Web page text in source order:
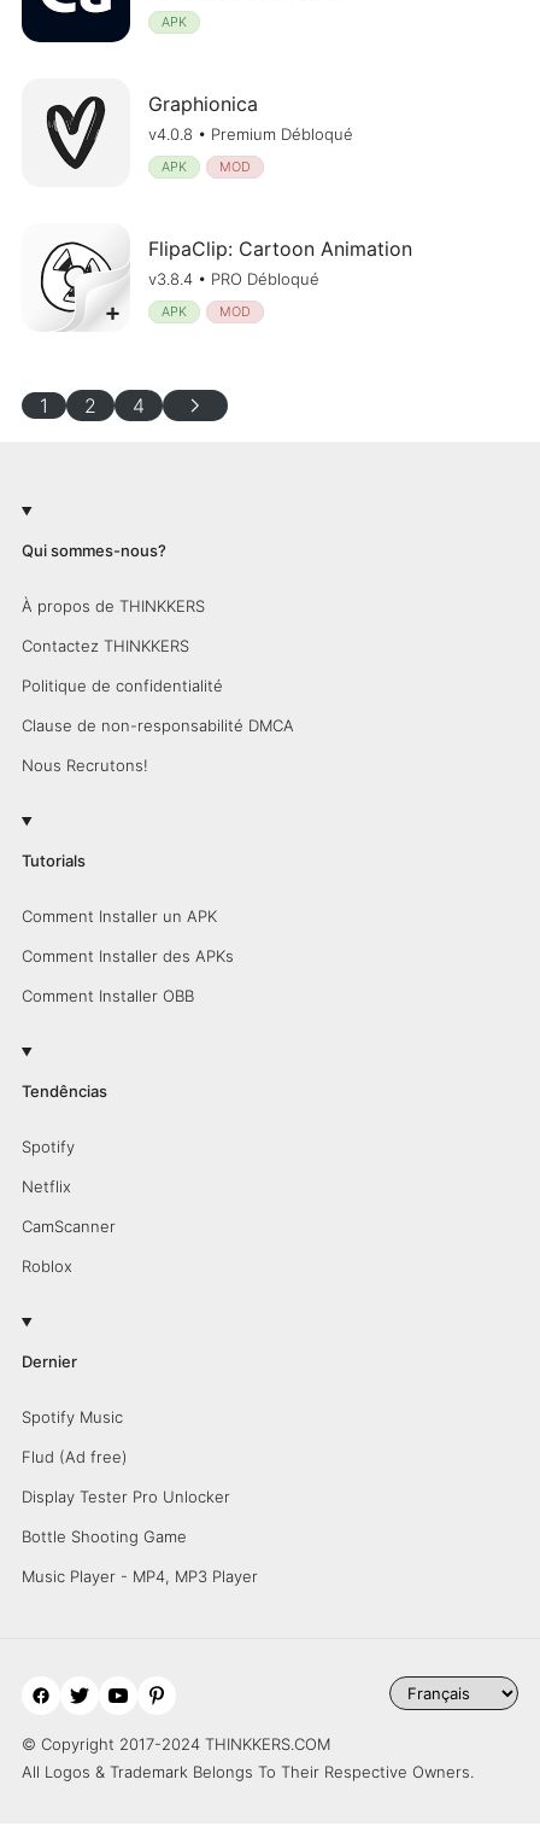
APK
Graphionica
v4.0.8 • Premium Débloqué
APK MOD
FlipaClip: Cartoon Animation
v3.8.4 • PRO Débloqué
APK MOD
1 2 4 chevron_right
Qui sommes-nous?
À propos de THINKKERS
Contactez THINKKERS
Politique de confidentialité
Clause de non-responsabilité DMCA
Nous Recrutons!
Tutorials
Comment Installer un APK
Comment Installer des APKs
Comment Installer OBB
Tendências
Spotify
Netflix
CamScanner
Roblox
Dernier
Spotify Music
Flud (Ad free)
Display Tester Pro Unlocker
Bottle Shooting Game
Music Player - MP4, MP3 Player
© Copyright 2017-2024 THINKKERS.COM
All Logos & Trademark Belongs To Their Respective Owners.